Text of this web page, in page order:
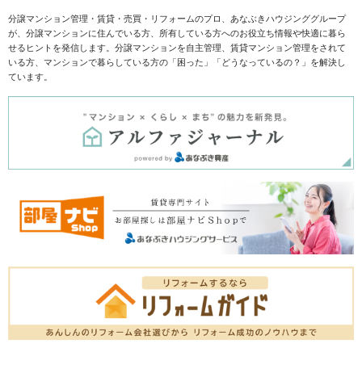
分譲マンション管理・賃貸・売買・リフォームのプロ、あなぶきハウジンググループ
が、分譲マンションに住んでいる方、所有している方へのお役立ち情報や快適に暮ら
せるヒントを発信します。分譲マンションを自主管理、賃貸マンション管理をされて
いる方、マンションで暮らしている方の「困った」「どうなっているの？」を解決し
ています。